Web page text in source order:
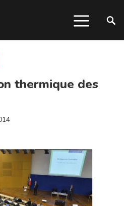
thermique des